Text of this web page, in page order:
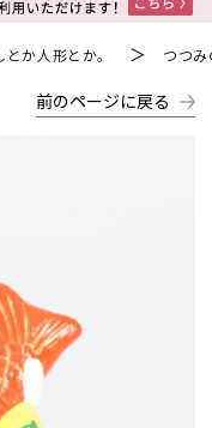
とか人形とか。 ＞ つつ
前のページに戻る